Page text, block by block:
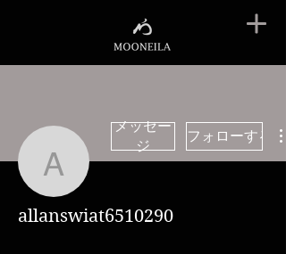
メッセー
ジ
フォローする
allanswiat6510290